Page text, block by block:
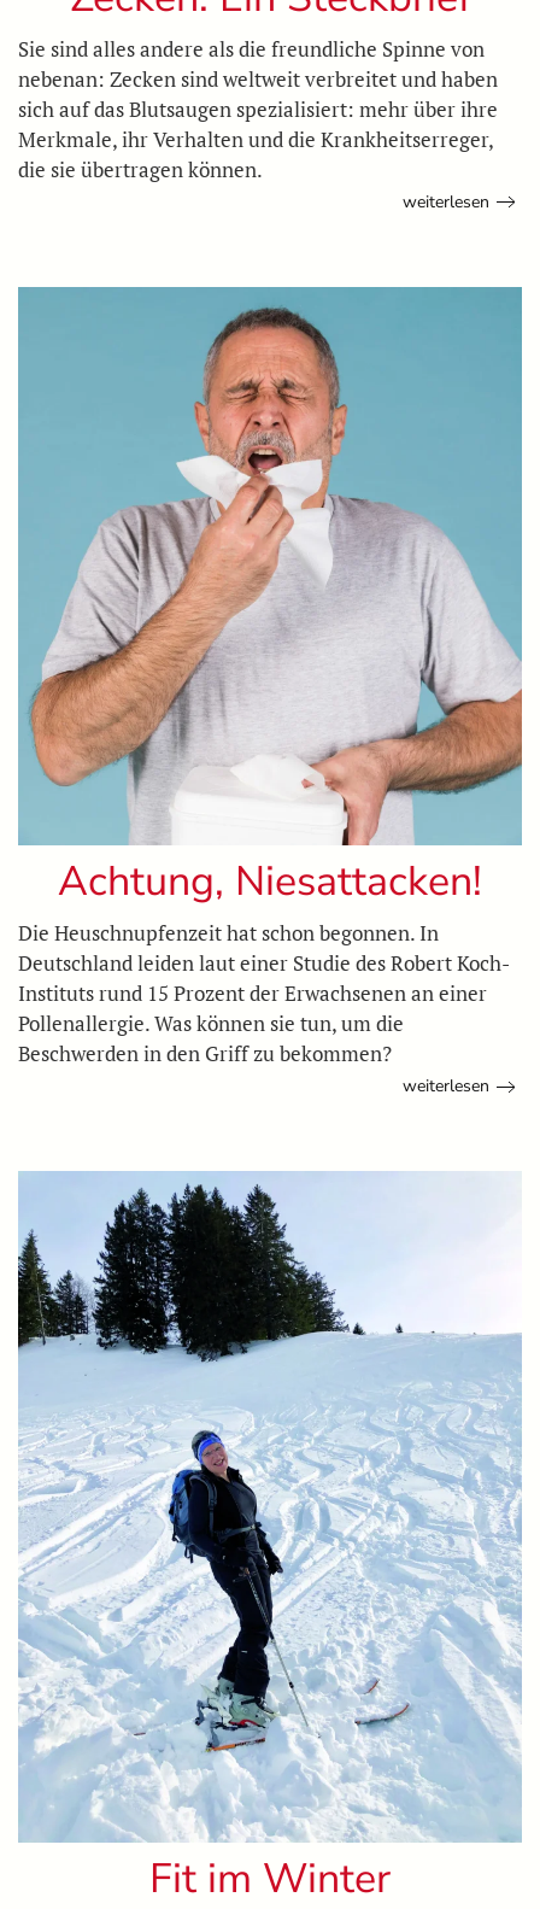
Sie sind alles andere als die freundliche Spinne von
nebenan: Zecken sind weltweit verbreitet und haben
sich auf das Blutsaugen spezialisiert: mehr über ihre
Merkmale, ihr Verhalten und die Krankheitserreger,
die sie übertragen können.
weiterlesen
Achtung, Niesattacken!
Die Heuschnupfenzeit hat schon begonnen. In
Deutschland leiden laut einer Studie des Robert Koch-
Instituts rund 15 Prozent der Erwachsenen an einer
Pollenallergie. Was können sie tun, um die
Beschwerden in den Griff zu bekommen?
weiterlesen
Fit im Winter